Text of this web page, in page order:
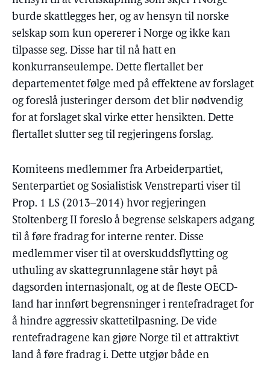
burde skattlegges her, og av hensyn til norske
selskap som kun opererer i Norge og ikke kan
tilpasse seg. Disse har til nå hatt en
konkurranseulempe. Dette flertallet ber
departementet følge med på effektene av forslaget
og foreslå justeringer dersom det blir nødvendig
for at forslaget skal virke etter hensikten. Dette
flertallet slutter seg til regjeringens forslag.
Komiteens medlemmer fra Arbeiderpartiet,
Senterpartiet og Sosialistisk Venstreparti viser til
Prop. 1 LS (2013–2014) hvor regjeringen
Stoltenberg II foreslo å begrense selskapers adgang
til å føre fradrag for interne renter. Disse
medlemmer viser til at overskuddsflytting og
uthuling av skattegrunnlagene står høyt på
dagsorden internasjonalt, og at de fleste OECD-
land har innført begrensninger i rentefradraget for
å hindre aggressiv skattetilpasning. De vide
rentefradragene kan gjøre Norge til et attraktivt
land å føre fradrag i. Dette utgjør både en